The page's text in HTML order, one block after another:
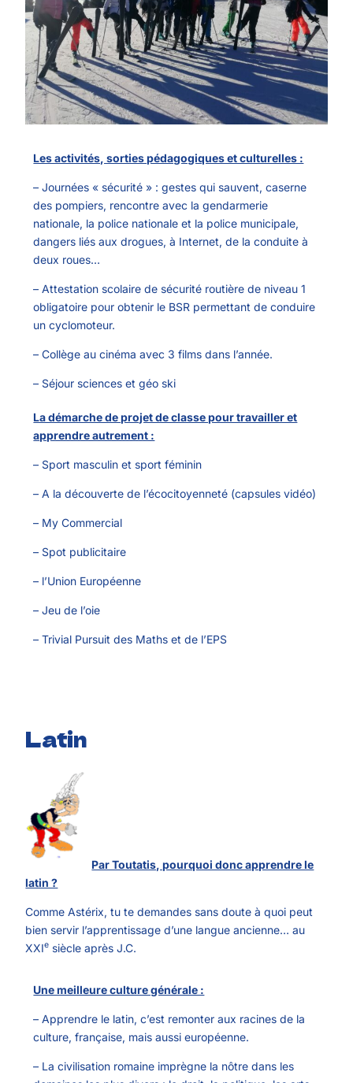
Les activités, sorties pédagogiques et culturelles :
– Journées « sécurité » : gestes qui sauvent, caserne
des pompiers, rencontre avec la gendarmerie
nationale, la police nationale et la police municipale,
dangers liés aux drogues, à Internet, de la conduite à
deux roues…
– Attestation scolaire de sécurité routière de niveau 1
obligatoire pour obtenir le BSR permettant de conduire
un cyclomoteur.
– Collège au cinéma avec 3 films dans l’année.
– Séjour sciences et géo ski
La démarche de projet de classe pour travailler et
apprendre autrement :
– Sport masculin et sport féminin
– A la découverte de l’écocitoyenneté (capsules vidéo)
– My Commercial
– Spot publicitaire
– l’Union Européenne
– Jeu de l’oie
– Trivial Pursuit des Maths et de l’EPS
Latin
Par Toutatis, pourquoi donc apprendre le
latin ?
Comme Astérix, tu te demandes sans doute à quoi peut
bien servir l’apprentissage d’une langue ancienne… au
XXIe siècle après J.C.
Une meilleure culture générale :
– Apprendre le latin, c’est remonter aux racines de la
culture, française, mais aussi européenne.
– La civilisation romaine imprègne la nôtre dans les